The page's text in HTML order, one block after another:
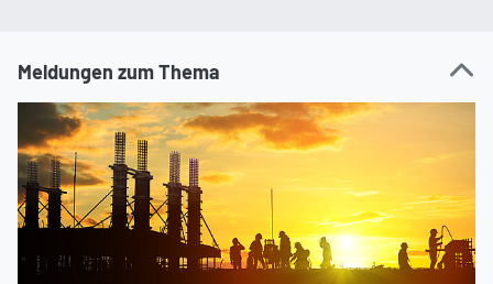
Meldungen zum Thema